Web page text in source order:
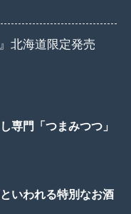
北海道限定発売
門「つまみつつ」
いわれる特別なお酒